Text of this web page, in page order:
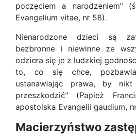
poczęciem a narodzeniem"
Evangelium vitae, nr 58).
Nienarodzone dzieci są
bezbronne i niewinne ze
odziera się je z ludzkiej
to, co się chce,
ustanawiając prawa, by
przeszkodzić" (Papież
apostolska Evangelii gaudium,
Macierzyństwo